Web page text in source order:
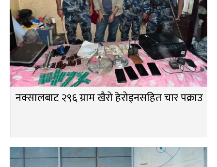
नक्सालबाट २९६ ग्राम खैरो हेरोइनसहित चार पक्राउ